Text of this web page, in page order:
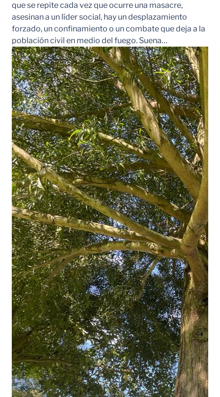
que se repite cada vez que ocurre una masacre,
asesinan a un líder social, hay un desplazamiento
forzado, un confinamiento o un combate que deja a la
población civil en medio del fuego. Suena…